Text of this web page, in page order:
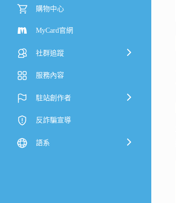
購物中心
MyCard官網
社群追蹤
服務內容
駐站創作者
反詐騙宣導
語系